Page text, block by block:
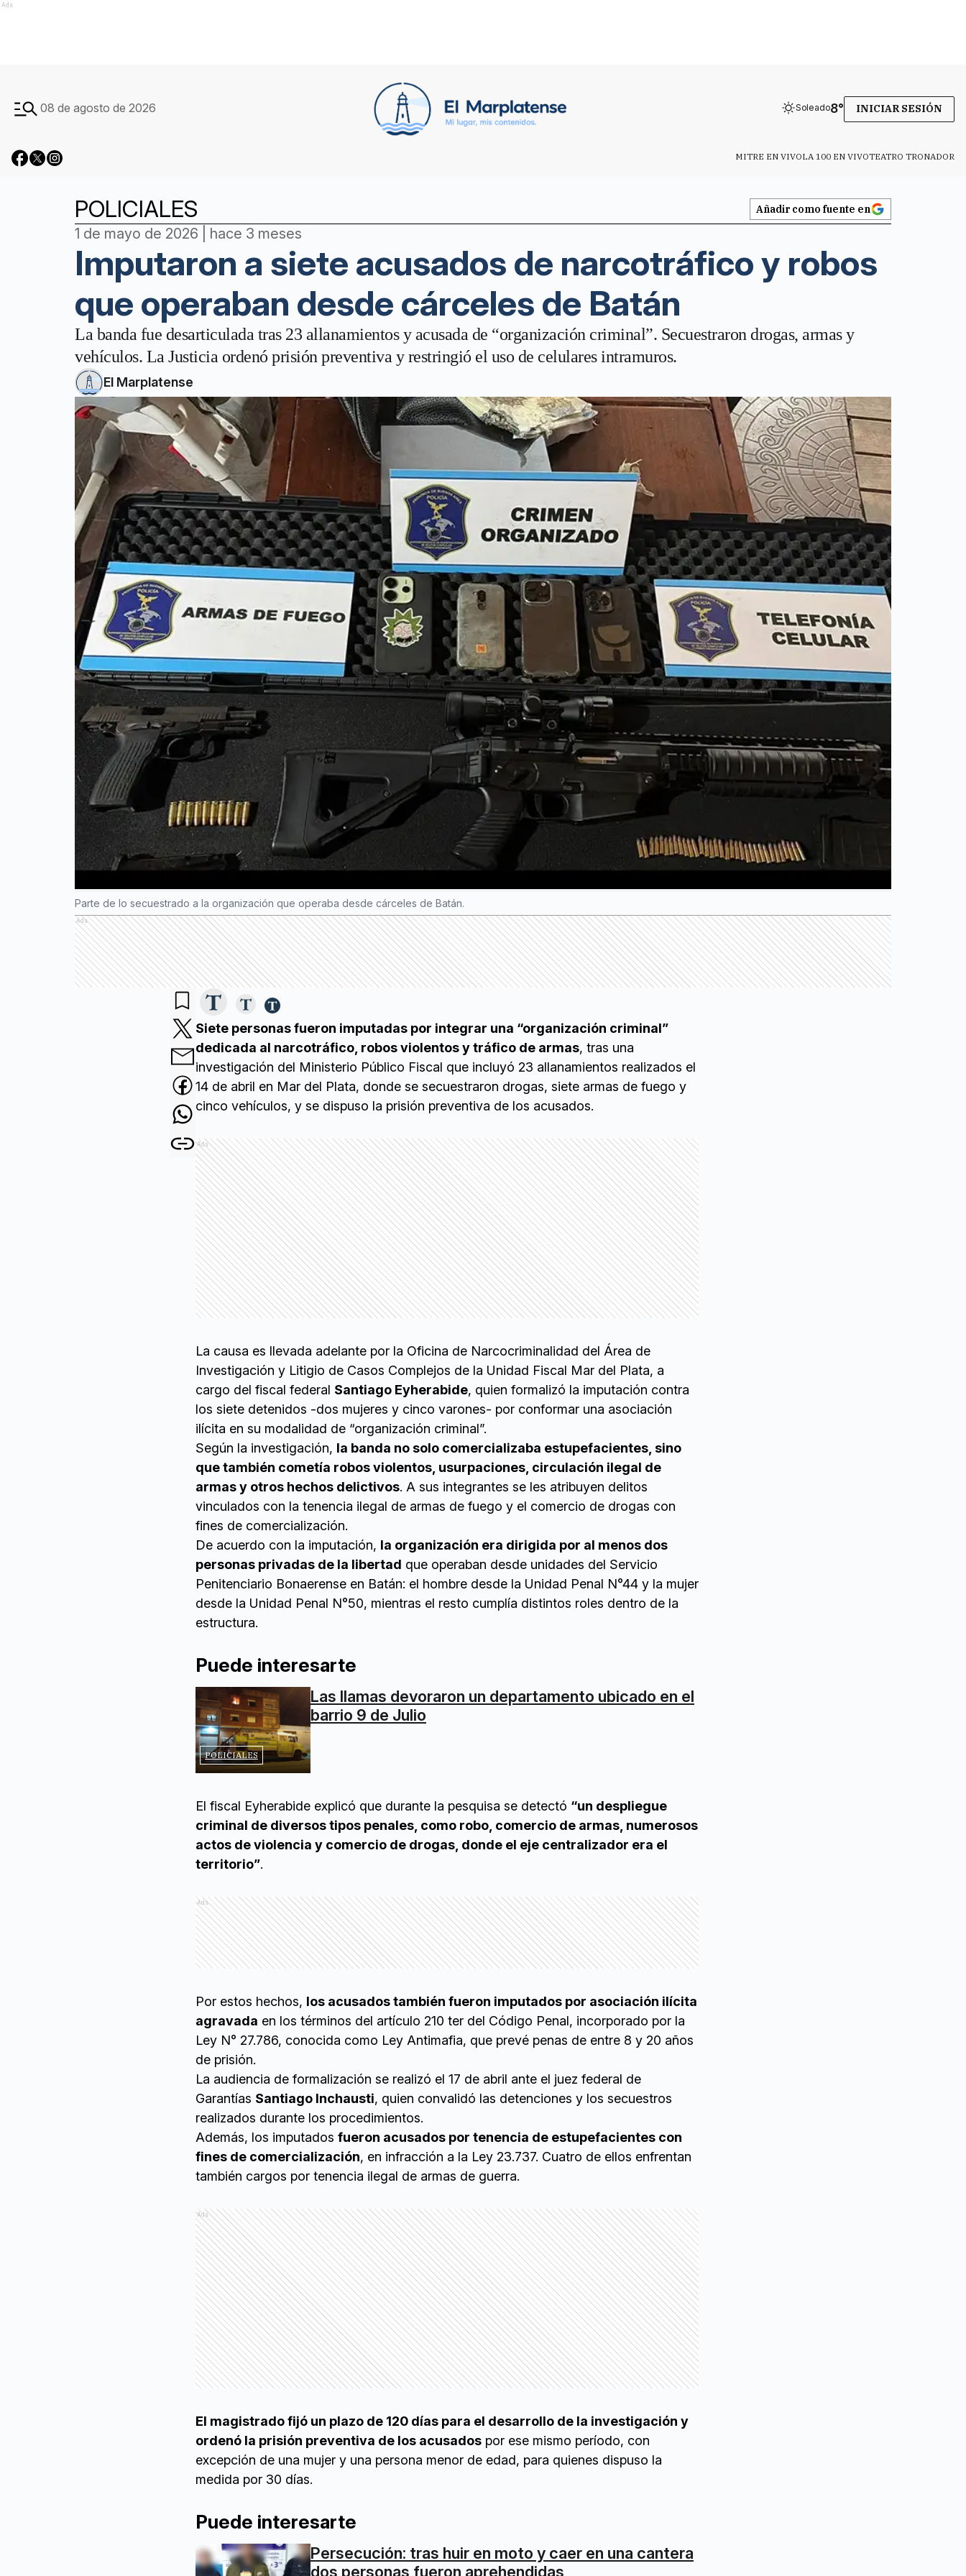
Ads
08 de agosto de 2026 Soleado8° INICIAR SESIÓN
MITRE EN VIVOLA 100 EN VIVOTEATRO TRONADOR
POLICIALES Añadir como fuente en
1 de mayo de 2026 | hace 3 meses
Imputaron a siete acusados de narcotráfico y robos
que operaban desde cárceles de Batán
La banda fue desarticulada tras 23 allanamientos y acusada de “organización criminal”. Secuestraron drogas, armas y
vehículos. La Justicia ordenó prisión preventiva y restringió el uso de celulares intramuros.
El Marplatense
Parte de lo secuestrado a la organización que operaba desde cárceles de Batán.
Ads
Siete personas fueron imputadas por integrar una “organización criminal”
dedicada al narcotráfico, robos violentos y tráfico de armas, tras una
investigación del Ministerio Público Fiscal que incluyó 23 allanamientos realizados el
14 de abril en Mar del Plata, donde se secuestraron drogas, siete armas de fuego y
cinco vehículos, y se dispuso la prisión preventiva de los acusados.
Ads
La causa es llevada adelante por la Oficina de Narcocriminalidad del Área de
Investigación y Litigio de Casos Complejos de la Unidad Fiscal Mar del Plata, a
cargo del fiscal federal Santiago Eyherabide, quien formalizó la imputación contra
los siete detenidos -dos mujeres y cinco varones- por conformar una asociación
ilícita en su modalidad de “organización criminal”.
Según la investigación, la banda no solo comercializaba estupefacientes, sino
que también cometía robos violentos, usurpaciones, circulación ilegal de
armas y otros hechos delictivos. A sus integrantes se les atribuyen delitos
vinculados con la tenencia ilegal de armas de fuego y el comercio de drogas con
fines de comercialización.
De acuerdo con la imputación, la organización era dirigida por al menos dos
personas privadas de la libertad que operaban desde unidades del Servicio
Penitenciario Bonaerense en Batán: el hombre desde la Unidad Penal N°44 y la mujer
desde la Unidad Penal N°50, mientras el resto cumplía distintos roles dentro de la
estructura.
Puede interesarte
POLICIALES
Las llamas devoraron un departamento ubicado en el
barrio 9 de Julio
El fiscal Eyherabide explicó que durante la pesquisa se detectó “un despliegue
criminal de diversos tipos penales, como robo, comercio de armas, numerosos
actos de violencia y comercio de drogas, donde el eje centralizador era el
territorio”.
Ads
Por estos hechos, los acusados también fueron imputados por asociación ilícita
agravada en los términos del artículo 210 ter del Código Penal, incorporado por la
Ley N° 27.786, conocida como Ley Antimafia, que prevé penas de entre 8 y 20 años
de prisión.
La audiencia de formalización se realizó el 17 de abril ante el juez federal de
Garantías Santiago Inchausti, quien convalidó las detenciones y los secuestros
realizados durante los procedimientos.
Además, los imputados fueron acusados por tenencia de estupefacientes con
fines de comercialización, en infracción a la Ley 23.737. Cuatro de ellos enfrentan
también cargos por tenencia ilegal de armas de guerra.
Ads
El magistrado fijó un plazo de 120 días para el desarrollo de la investigación y
ordenó la prisión preventiva de los acusados por ese mismo período, con
excepción de una mujer y una persona menor de edad, para quienes dispuso la
medida por 30 días.
Puede interesarte
Persecución: tras huir en moto y caer en una cantera
dos personas fueron aprehendidas